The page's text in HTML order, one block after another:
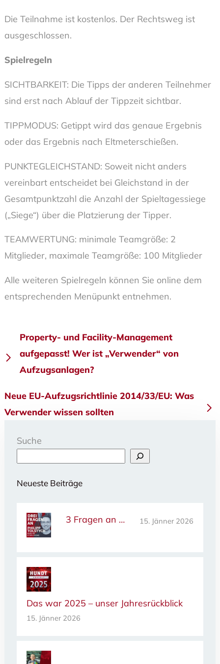
Die Teilnahme ist kostenlos. Der Rechtsweg ist
ausgeschlossen.
Spielregeln
SICHTBARKEIT: Die Tipps der anderen Teilnehmer
sind erst nach Ablauf der Tippzeit sichtbar.
TIPPMODUS: Getippt wird das genaue Ergebnis
oder das Ergebnis nach Eltmeterschießen.
PUNKTEGLEICHSTAND: Soweit nicht anders
vereinbart entscheidet bei Gleichstand in der
Gesamtpunktzahl die Anzahl der Spieltagessiege
(„Siege“) über die Platzierung der Tipper.
TEAMWERTUNG: minimale Teamgröße: 2
Mitglieder, maximale Teamgröße: 100 Mitglieder
Alle weiteren Spielregeln können Sie online dem
entsprechenden Menüpunkt entnehmen.
Beitragsnavigation
Property- und Facility-Management
aufgepasst! Wer ist „Verwender“ von
Aufzugsanlagen?
Neue EU-Aufzugsrichtlinie 2014/33/EU: Was
Verwender wissen sollten
Suche
Neueste Beiträge
3 Fragen an … 15. Jänner 2026
Das war 2025 – unser Jahresrückblick
15. Jänner 2026